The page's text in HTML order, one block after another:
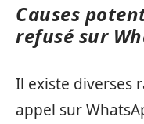
Causes
refusé sur
Il existe diverses
appel sur